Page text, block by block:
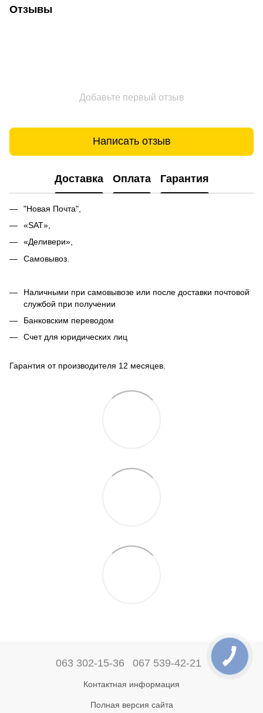
Отзывы
Добавьте первый отзыв
Написать отзыв
Доставка Оплата Гарантия
"Новая Почта",
«SAT»,
«Деливери»,
Самовывоз.
Наличными при самовывозе или после доставки почтовой
службой при получении
Банковским переводом
Счет для юридических лиц
Гарантия от производителя 12 месяцев.
063 302-15-36 067 539-42-21
Контактная информация
Полная версия сайта